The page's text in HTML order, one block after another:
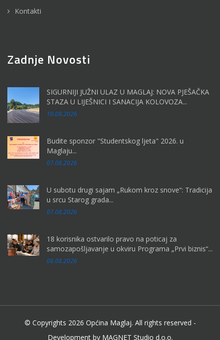
Kontakti
Zadnje Novosti
SIGURNIJI JUŽNI ULAZ U MAGLAJ: NOVA PJEŠAČKA
STAZA U LIJEŠNICI I SANACIJA KOLOVOZA...
10.08.2026
Budite sponzor "Studentskog ljeta" 2026. u
Maglaju...
07.08.2026
U subotu drugi sajam „Rukom kroz snove“: Tradicija
u srcu Starog grada...
07.08.2026
18 korisnika ostvarilo pravo na poticaj za
samozapošljavanje u okviru Programa „Prvi biznis“...
06.08.2026
© Copyrights 2026 Općina Maglaj. All rights reserved -
Development by MAGNET Studio d.o.o.